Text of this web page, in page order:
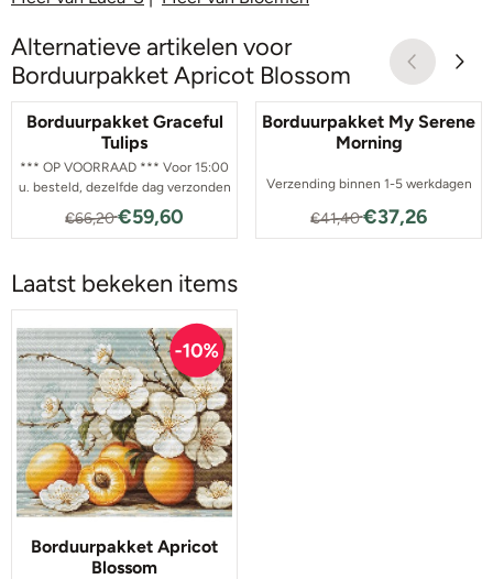
Alternatieve artikelen voor
Borduurpakket Apricot Blossom
Borduurpakket Graceful
Tulips
*** OP VOORRAAD *** Voor 15:00
u. besteld, dezelfde dag verzonden
Van 66,20 voor 59,60
€66,20€59,60
Borduurpakket My Serene
Morning
Verzending binnen 1-5 werkdagen
Van 41,40 voor
€41,40€37,26
Laatst bekeken items
Borduurpakket Apricot
Blossom